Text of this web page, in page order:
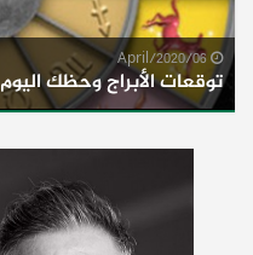
توقعات الأبراج وحظك اليوم